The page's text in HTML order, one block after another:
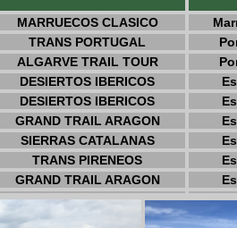
MARRUECOS CLASICO
TRANS PORTUGAL
ALGARVE TRAIL TOUR
DESIERTOS IBERICOS
DESIERTOS IBERICOS
GRAND TRAIL ARAGON
SIERRAS CATALANAS
TRANS PIRENEOS
GRAND TRAIL ARAGON